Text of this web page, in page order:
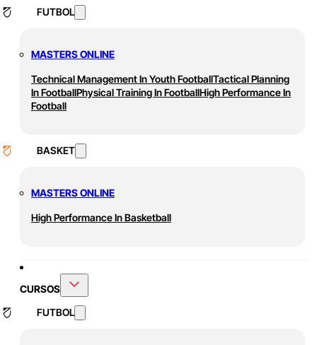
FUTBOL
MASTERS ONLINE
Technical Management In Youth FootballTactical Planning
In FootballPhysical Training In FootballHigh Performance In
Football
BASKET
MASTERS ONLINE
High Performance In Basketball
CURSOS
FUTBOL